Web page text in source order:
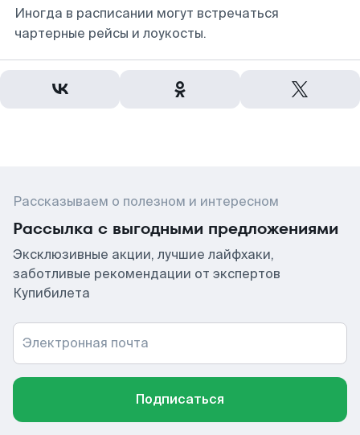
Иногда в расписании могут встречаться
чартерные рейсы и лоукосты.
Рассказываем о полезном и интересном
Рассылка с выгодными предложениями
Эксклюзивные акции, лучшие лайфхаки,
заботливые рекомендации от экспертов
Купибилета
Электронная почта
Подписаться